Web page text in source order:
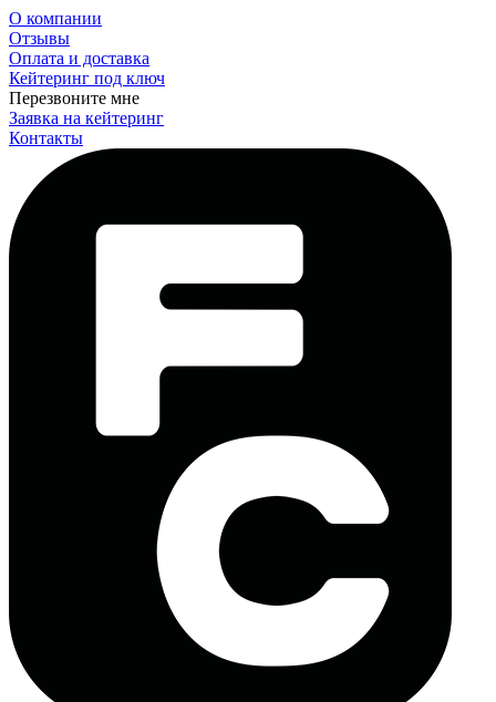
О компании
Отзывы
Оплата и доставка
Кейтеринг под ключ
Перезвоните мне
Заявка на кейтеринг
Контакты